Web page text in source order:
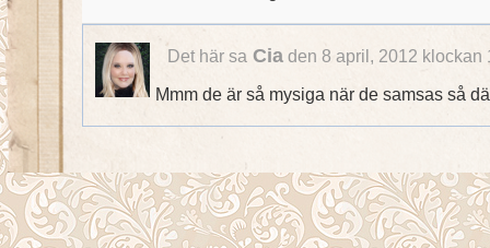
Det här saCiaden 8 april, 2012 klockan
Mmm de är så mysiga när de samsas så